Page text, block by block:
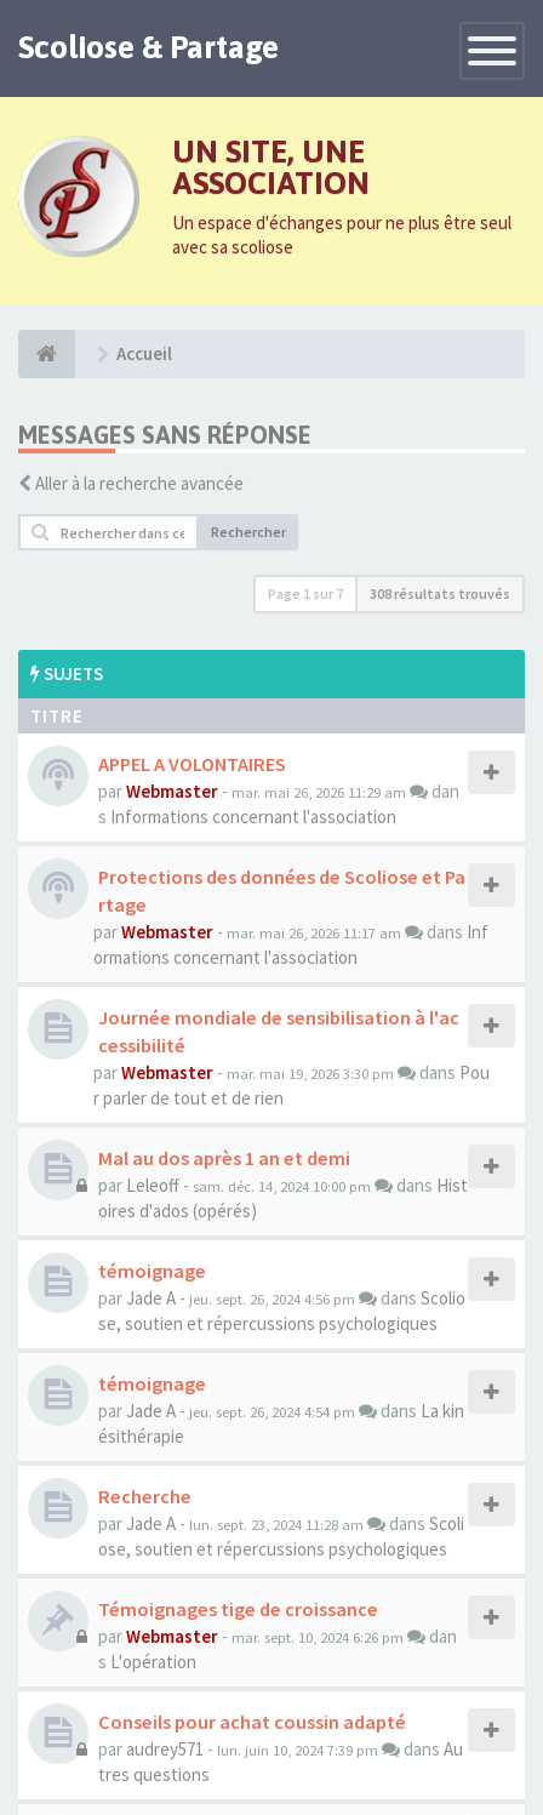
Toggle
Scoliose & Partage
UN SITE, UNE
ASSOCIATION
Un espace d'échanges pour ne plus être seul
avec sa scoliose
Accueil
MESSAGES SANS RÉPONSE
Aller à la recherche avancée
Rechercher
Page 1 sur 7 308 résultats trouvés
SUJETS
TITRE
APPEL A VOLONTAIRES
parWebmaster - mar. mai 26, 2026 11:29 am
dan
s Informations concernant l'association
Protections des données de Scoliose et Pa
rtage
parWebmaster - mar. mai 26, 2026 11:17 am dans Inf
ormations concernant l'association
Journée mondiale de sensibilisation à l'ac
cessibilité
parWebmaster - mar. mai 19, 2026 3:30 pm dans Pou
r parler de tout et de rien
Mal au dos après 1 an et demi
par Leleoff - sam. déc. 14, 2024 10:00 pm dans Hist
oires d'ados (opérés)
témoignage
par Jade A - jeu. sept. 26, 2024 4:56 pm dans Scolio
se, soutien et répercussions psychologiques
témoignage
par Jade A - jeu. sept. 26, 2024 4:54 pm dans La kin
ésithérapie
Recherche
par Jade A - lun. sept. 23, 2024 11:28 am dans Scoli
ose, soutien et répercussions psychologiques
Témoignages tige de croissance
parWebmaster - mar. sept. 10, 2024 6:26 pm
dan
s L'opération
Conseils pour achat coussin adapté
par audrey571 - lun. juin 10, 2024 7:39 pm dans Au
tres questions